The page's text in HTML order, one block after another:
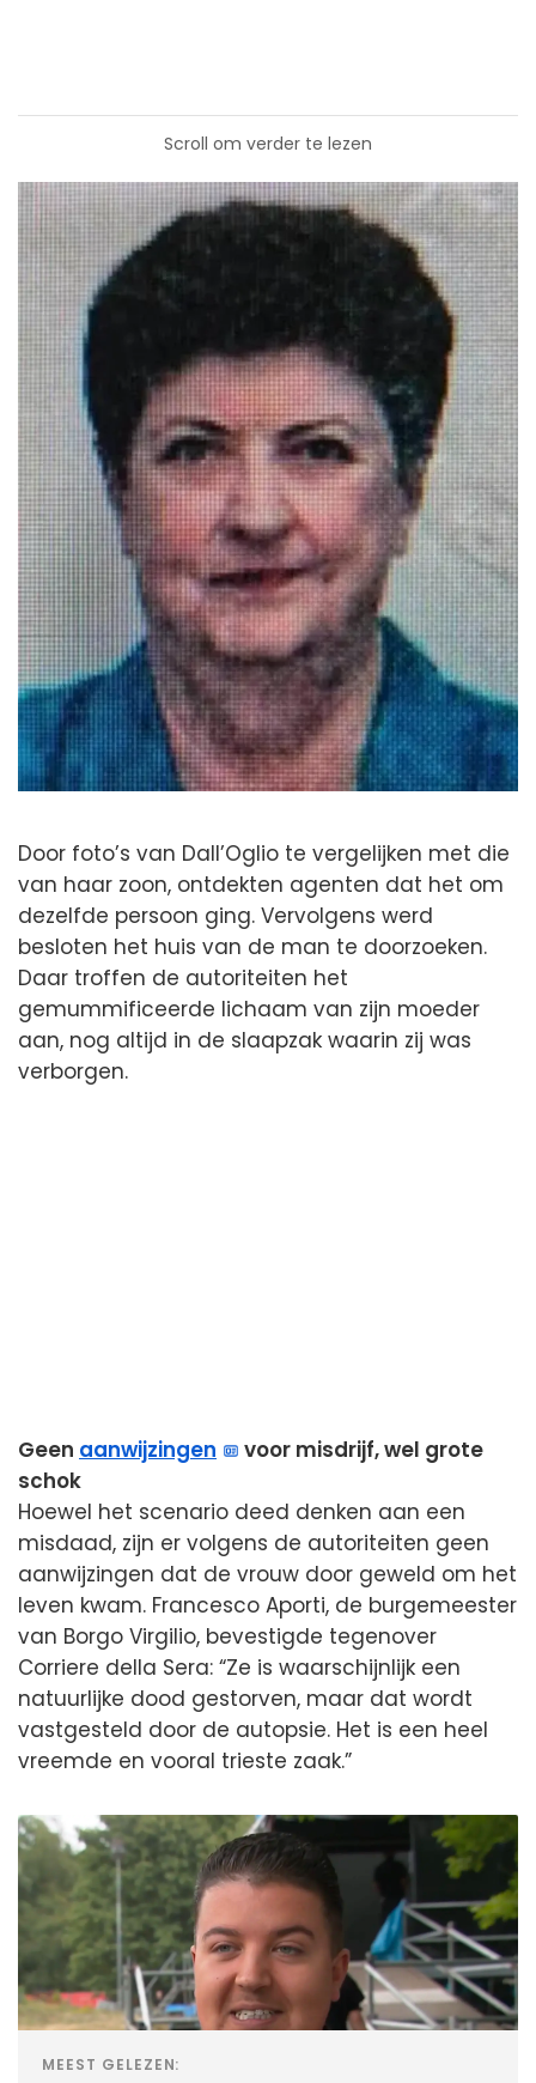
Scroll om verder te lezen
Door foto’s van Dall’Oglio te vergelijken met die
van haar zoon, ontdekten agenten dat het om
dezelfde persoon ging. Vervolgens werd
besloten het huis van de man te doorzoeken.
Daar troffen de autoriteiten het
gemummificeerde lichaam van zijn moeder
aan, nog altijd in de slaapzak waarin zij was
verborgen.
Geen aanwijzingen
voor misdrijf, wel grote
schok
Hoewel het scenario deed denken aan een
misdaad, zijn er volgens de autoriteiten geen
aanwijzingen dat de vrouw door geweld om het
leven kwam. Francesco Aporti, de burgemeester
van Borgo Virgilio, bevestigde tegenover
Corriere della Sera: “Ze is waarschijnlijk een
natuurlijke dood gestorven, maar dat wordt
vastgesteld door de autopsie. Het is een heel
vreemde en vooral trieste zaak.”
MEEST GELEZEN: